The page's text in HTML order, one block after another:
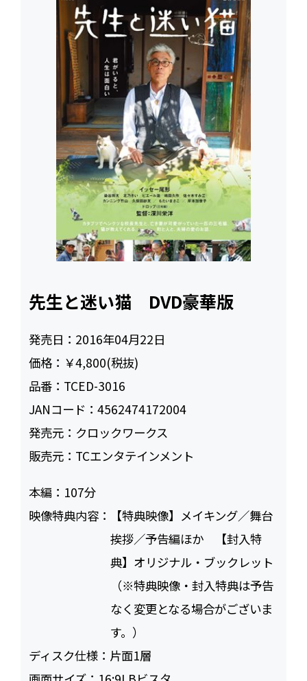
先生と迷い猫 DVD豪華版
発売日： 2016年04月22日
価格： ￥4,800(税抜)
品番： TCED-3016
JANコード：4562474172004
発売元： クロックワークス
販売元： TCエンタテインメント
本編： 107
映像特典内容：
【特典映像】メイキング／舞台
挨拶／予告編ほか 【封入特
典】オリジナル・ブックレット
（※特典映像・封入特典は予告
なく変更となる場合がございま
す。）
ディスク仕様： 片面1層